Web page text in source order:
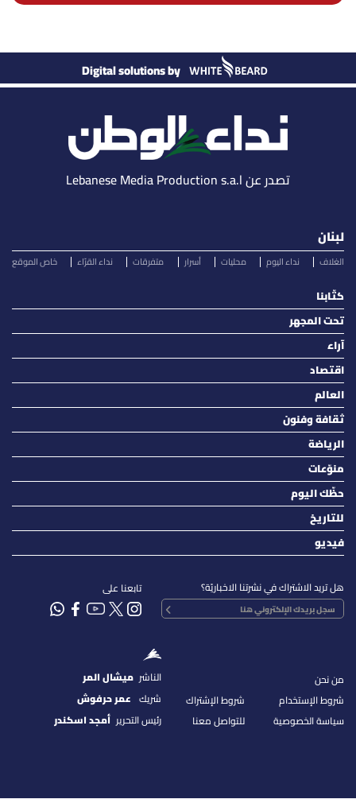
Digital solutions by
تصدر عن Lebanese Media Production s.a.l
لبنان
الغلاف نداء اليوم محليات أسرار متفرقات نداء القرّاء خاص الموقع
كتّابنا
تحت المجهر
آراء
اقتصاد
العالم
ثقافة وفنون
الرياضة
منوّعات
حظّك اليوم
للتاريخ
فيديو
هل تريد الاشتراك في نشرتنا الاخباريّة؟ تابعنا على
من نحن
شروط الإستخدام
سياسة الخصوصية
شروط الإشتراك
للتواصل معنا
الناشر ميشال المر
شريك عمر حرفوش
رئيس التحرير أمجد اسكندر